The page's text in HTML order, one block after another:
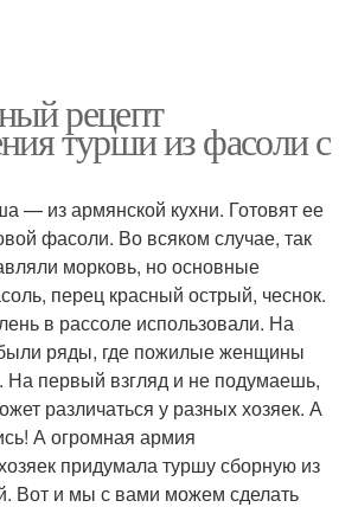
рецепт
турши из фасоли с
— из армянской кухни. Готовят ее
фасоли. Во всяком случае, так
морковь, но основные
перец красный острый, чеснок.
в рассоле использовали. На
ряды, где пожилые женщины
На первый взгляд и не подумаешь,
различаться у разных хозяек. А
А огромная армия
придумала туршу сборную из
Вот и мы с вами можем сделать